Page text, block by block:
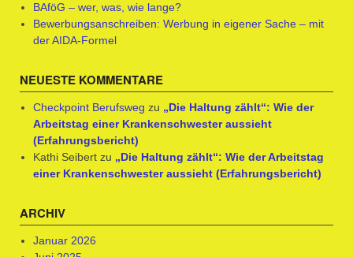
BAföG – wer, was, wie lange?
Bewerbungsanschreiben: Werbung in eigener Sache – mit
der AIDA-Formel
NEUESTE KOMMENTARE
Checkpoint Berufsweg zu „Die Haltung zählt“: Wie der
Arbeitstag einer Krankenschwester aussieht
(Erfahrungsbericht)
Kathi Seibertzu „Die Haltung zählt“: Wie der Arbeitstag
einer Krankenschwester aussieht (Erfahrungsbericht)
ARCHIV
Januar 2026